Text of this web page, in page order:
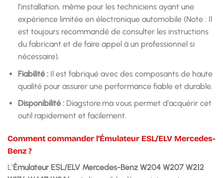
l’installation, même pour les techniciens ayant une
expérience limitée en électronique automobile (Note : Il
est toujours recommandé de consulter les instructions
du fabricant et de faire appel à un professionnel si
nécessaire).
Fiabilité :Il est fabriqué avec des composants de haute
qualité pour assurer une performance fiable et durable.
Disponibilité :Diagstore.ma vous permet d’acquérir cet
outil rapidement et facilement.
Comment commander l’Émulateur ESL/ELV Mercedes-
Benz ?
L’Émulateur ESL/ELV Mercedes-Benz W204 W207 W212